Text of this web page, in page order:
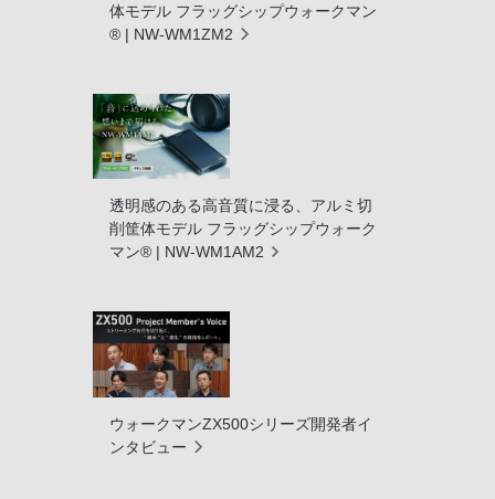
体モデル フラッグシップウォークマン
® | NW-WM1ZM2
透明感のある高音質に浸る、アルミ切
削筐体モデル フラッグシップウォーク
マン® | NW-WM1AM2
ウォークマンZX500シリーズ開発者イ
ンタビュー